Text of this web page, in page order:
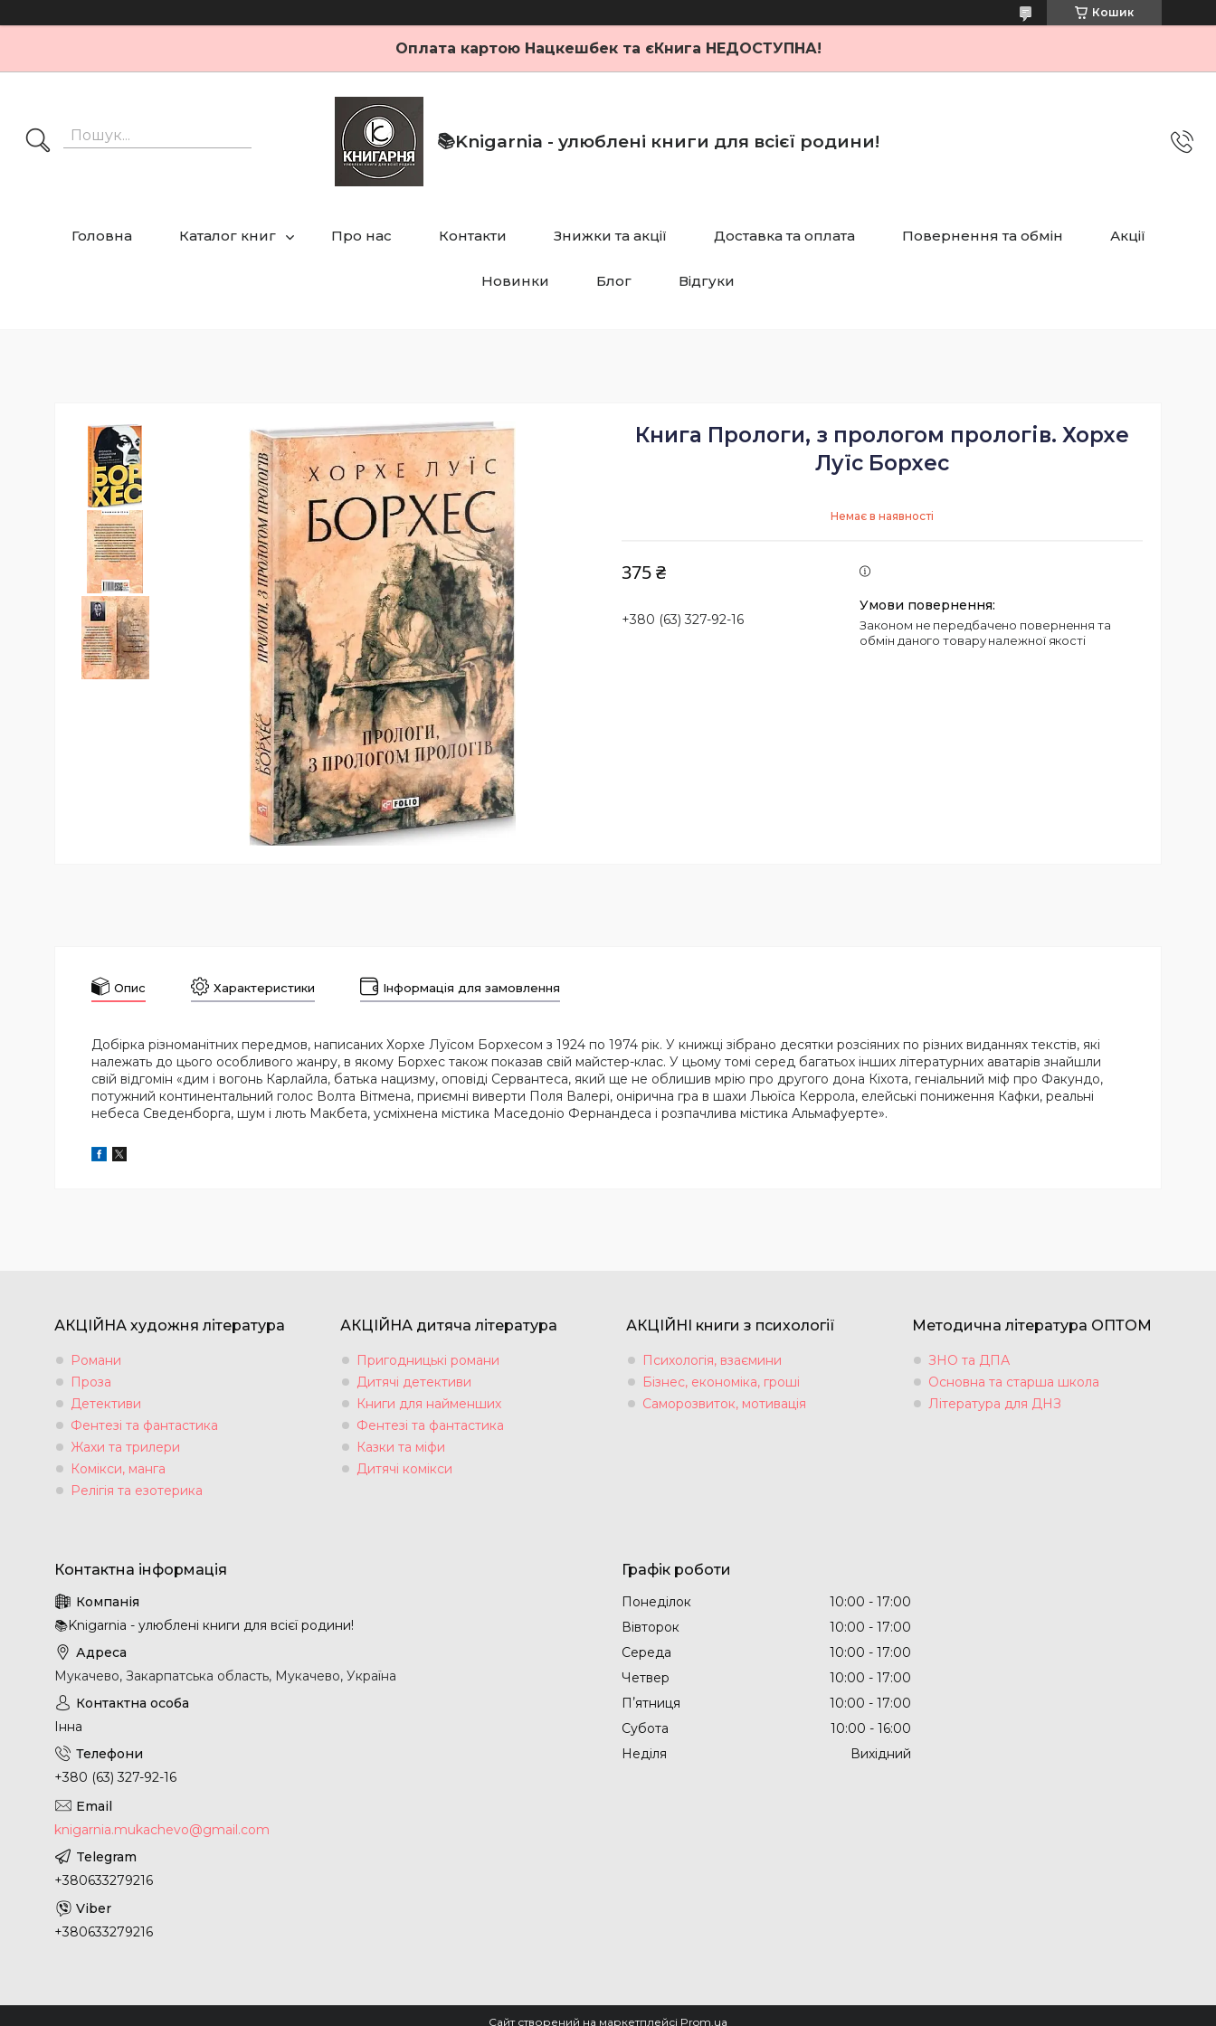
Кошик
Оплата картою Нацкешбек та єКнига НЕДОСТУПНА!
📚Knigarnia - улюблені книги для всієї родини!
Головна Каталог книг Про нас Контакти Знижки та акції Доставка та оплата Повернення та обмін Акції
Новинки Блог Відгуки
Книга Прологи, з прологом прологів. Хорхе
Луїс Борхес
Немає в наявності
375 ₴
+380 (63) 327-92-16
Законом не передбачено повернення та
обмін даного товару належної якості
Опис Характеристики Інформація для замовлення
Добірка різноманітних передмов, написаних Хорхе Луїсом Борхесом з 1924 по 1974 рік. У книжці зібрано десятки розсіяних по різних виданнях текстів, які
належать до цього особливого жанру, в якому Борхес також показав свій майстер-клас. У цьому томі серед багатьох інших літературних аватарів знайшли
свій відгомін «дим і вогонь Карлайла, батька нацизму, оповіді Сервантеса, який ще не облишив мрію про другого дона Кіхота, геніальний міф про Факундо,
потужний континентальний голос Волта Вітмена, приємні виверти Поля Валері, онірична гра в шахи Льюїса Керрола, елейські пониження Кафки, реальні
небеса Сведенборга, шум і лють Макбета, усміхнена містика Маседоніо Фернандеса і розпачлива містика Альмафуерте».
АКЦІЙНА художня література
Романи
Проза
Детективи
Фентезі та фантастика
Жахи та трилери
Комікси, манга
Релігія та езотерика
АКЦІЙНА дитяча література
Пригодницькі романи
Дитячі детективи
Книги для найменших
Фентезі та фантастика
Казки та міфи
Дитячі комікси
АКЦІЙНІ книги з психології
Психологія, взаємини
Бізнес, економіка, гроші
Саморозвиток, мотивація
Методична література ОПТОМ
ЗНО та ДПА
Основна та старша школа
Література для ДНЗ
📚Knigarnia - улюблені книги для всієї родини!
Мукачево, Закарпатська область, Мукачево, Україна
Інна
+380 (63) 327-92-16
knigarnia.mukachevo@gmail.com
+380633279216
+380633279216
Графік роботи
Понеділок 10:00
17:00
Вівторок
10:00
17:00
Середа
10:00
17:00
Четвер
10:00
17:00
Пʼятниця
10:00
17:00
Субота
10:00
16:00
Неділя
Вихідний
Сайт створений на маркетплейсі Prom.ua